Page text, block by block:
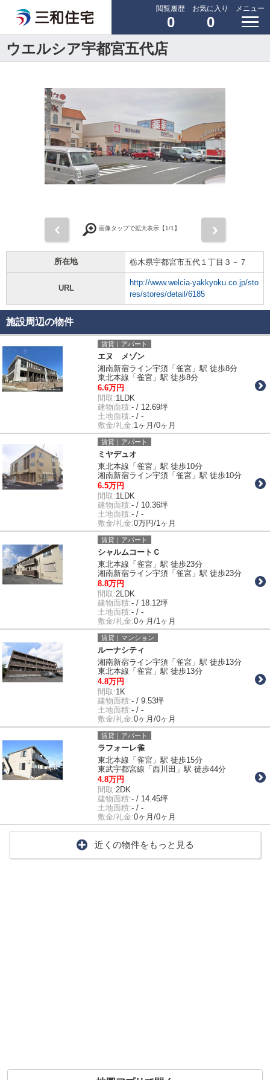
閲覧履歴
0
お気に入り
0
メニュー
ウエルシア宇都宮五代店
画像タップで拡大表示【1/1】
所在地 栃木県宇都宮市五代１丁目３－７
URL
http://www.welcia-yakkyoku.co.jp/sto
res/stores/detail/6185
施設周辺の物件
賃貸｜アパート
エヌ メゾン
湘南新宿ライン宇須「雀宮」駅 徒歩8分
東北本線「雀宮」駅 徒歩8分
6.6万円
間取:1LDK
建物面積:- / 12.69坪
土地面積:- / -
敷金/礼金:1ヶ月/0ヶ月
賃貸｜アパート
ミヤデュオ
東北本線「雀宮」駅 徒歩10分
湘南新宿ライン宇須「雀宮」駅 徒歩10分
6.5万円
間取:1LDK
建物面積:- / 10.36坪
土地面積:- / -
敷金/礼金:0万円/1ヶ月
賃貸｜アパート
シャルムコートＣ
東北本線「雀宮」駅 徒歩23分
湘南新宿ライン宇須「雀宮」駅 徒歩23分
8.8万円
間取:2LDK
建物面積:- / 18.12坪
土地面積:- / -
敷金/礼金:0ヶ月/1ヶ月
賃貸｜マンション
ルーナシティ
湘南新宿ライン宇須「雀宮」駅 徒歩13分
東北本線「雀宮」駅 徒歩13分
4.8万円
間取:1K
建物面積:- / 9.53坪
土地面積:- / -
敷金/礼金:0ヶ月/0ヶ月
賃貸｜アパート
ラフォーレ雀
東北本線「雀宮」駅 徒歩15分
東武宇都宮線「西川田」駅 徒歩44分
4.8万円
間取:2DK
建物面積:- / 14.45坪
土地面積:- / -
敷金/礼金:0ヶ月/0ヶ月
近くの物件をもっと見る